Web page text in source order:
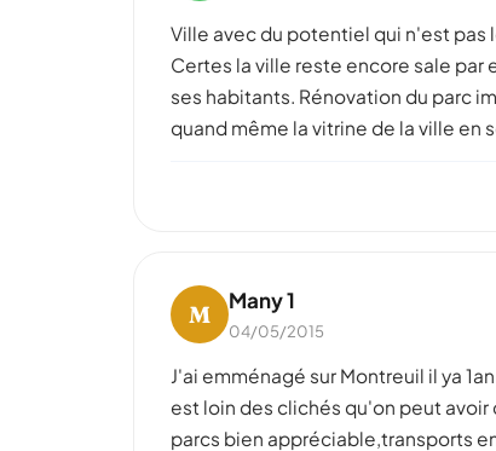
Ville avec du potentiel qui n'est pas
Certes la ville reste encore sale par
ses habitants. Rénovation du parc
quand même la vitrine de la ville en
M Many 1
04/05/2015
J'ai emménagé sur Montreuil il ya
est loin des clichés qu'on peut
parcs bien appréciable,transports